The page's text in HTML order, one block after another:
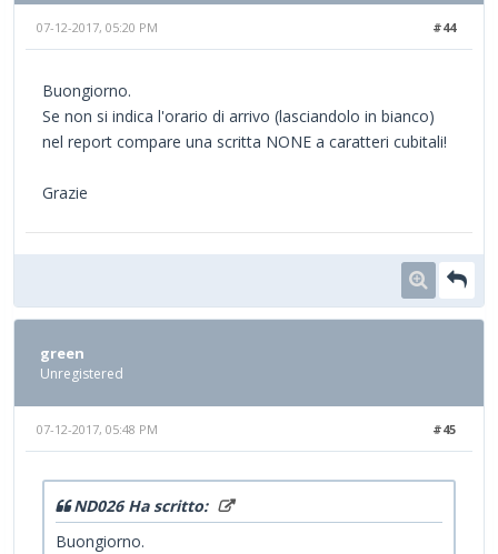
#44
07-12-2017, 05:20 PM
Buongiorno.
Se non si indica l'orario di arrivo (lasciandolo in bianco)
nel report compare una scritta NONE a caratteri cubitali!
Grazie
green
Unregistered
#45
07-12-2017, 05:48 PM
ND026 Ha scritto:
Buongiorno.